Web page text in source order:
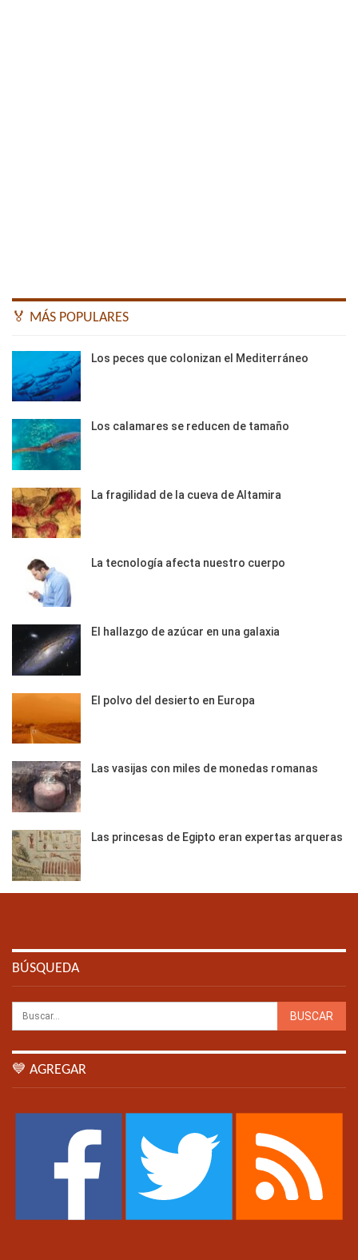
🏅 MÁS POPULARES
Los peces que colonizan el Mediterráneo
Los calamares se reducen de tamaño
La fragilidad de la cueva de Altamira
La tecnología afecta nuestro cuerpo
El hallazgo de azúcar en una galaxia
El polvo del desierto en Europa
Las vasijas con miles de monedas romanas
Las princesas de Egipto eran expertas arqueras
BÚSQUEDA
💙 AGREGAR